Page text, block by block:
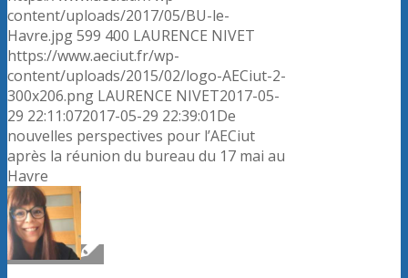
content/uploads/2017/05/BU-le-
Havre.jpg599 400 LAURENCE NIVET
https://www.aeciut.fr/wp-
content/uploads/2015/02/logo-AECiut-2-
300x206.png LAURENCE NIVET2017-05-
29 22:11:072017-05-29 22:39:01De
nouvelles perspectives pour l’AECiut
après la réunion du bureau du 17 mai au
Havre